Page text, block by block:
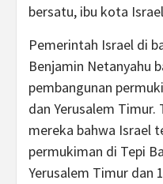
bersatu, ibu kota
Pemerintah Israel di
Benjamin Netanyahu
pembangunan
dan Yerusalem
mereka bahwa Israel
permukiman di Tepi
Yerusalem Timur dan